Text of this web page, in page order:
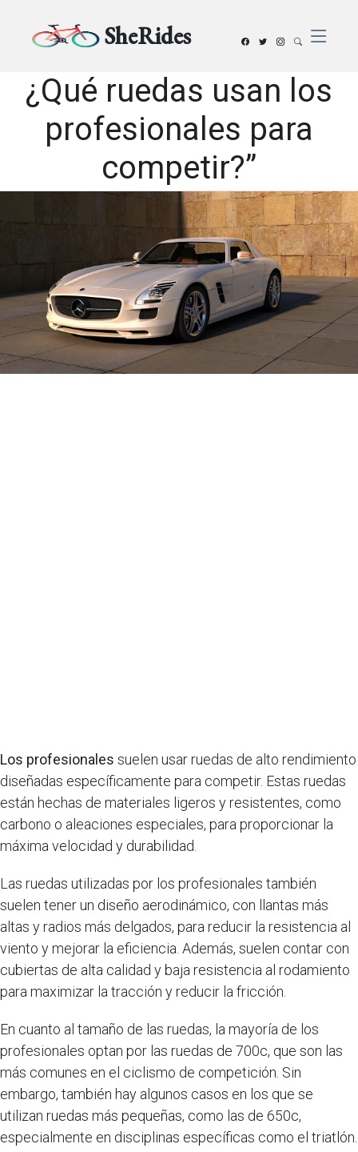
SheRides
¿Qué ruedas usan los
profesionales para
competir?”
Los profesionales suelen usar ruedas de alto rendimiento
diseñadas específicamente para competir. Estas ruedas
están hechas de materiales ligeros y resistentes, como
carbono o aleaciones especiales, para proporcionar la
máxima velocidad y durabilidad.
Las ruedas utilizadas por los profesionales también
suelen tener un diseño aerodinámico, con llantas más
altas y radios más delgados, para reducir la resistencia al
viento y mejorar la eficiencia. Además, suelen contar con
cubiertas de alta calidad y baja resistencia al rodamiento
para maximizar la tracción y reducir la fricción.
En cuanto al tamaño de las ruedas, la mayoría de los
profesionales optan por las ruedas de 700c, que son las
más comunes en el ciclismo de competición. Sin
embargo, también hay algunos casos en los que se
utilizan ruedas más pequeñas, como las de 650c,
especialmente en disciplinas específicas como el triatlón.